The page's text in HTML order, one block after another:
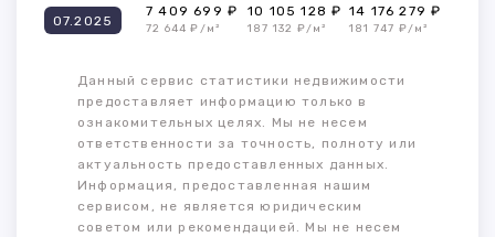
07.2025
7 409 699 ₽
72 644 ₽/м²
10 105 128 ₽
187 132 ₽/м²
14 176 279 ₽
181 747 ₽/м²
Данный сервис статистики недвижимости
предоставляет информацию только в
ознакомительных целях. Мы не несем
ответственности за точность, полноту или
актуальность предоставленных данных.
Информация, предоставленная нашим
сервисом, не является юридическим
советом или рекомендацией. Мы не несем